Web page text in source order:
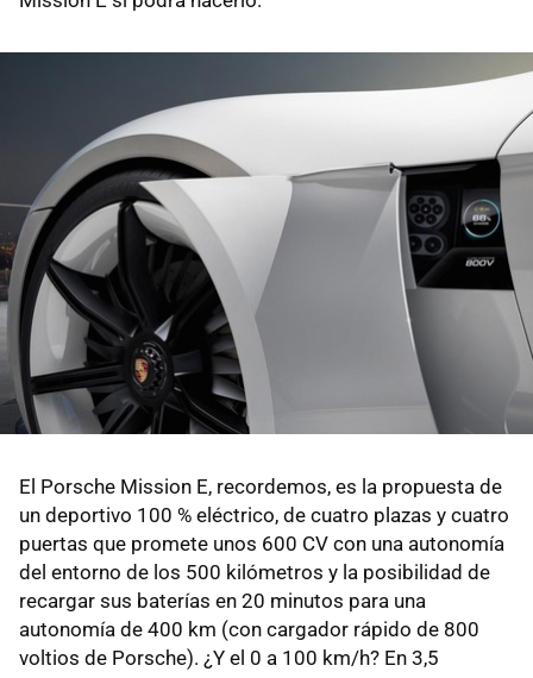
El Porsche Mission E, recordemos, es la propuesta de
un deportivo 100 % eléctrico, de cuatro plazas y cuatro
puertas que promete unos 600 CV con una autonomía
del entorno de los 500 kilómetros y la posibilidad de
recargar sus baterías en 20 minutos para una
autonomía de 400 km (con cargador rápido de 800
voltios de Porsche). ¿Y el 0 a 100 km/h? En 3,5